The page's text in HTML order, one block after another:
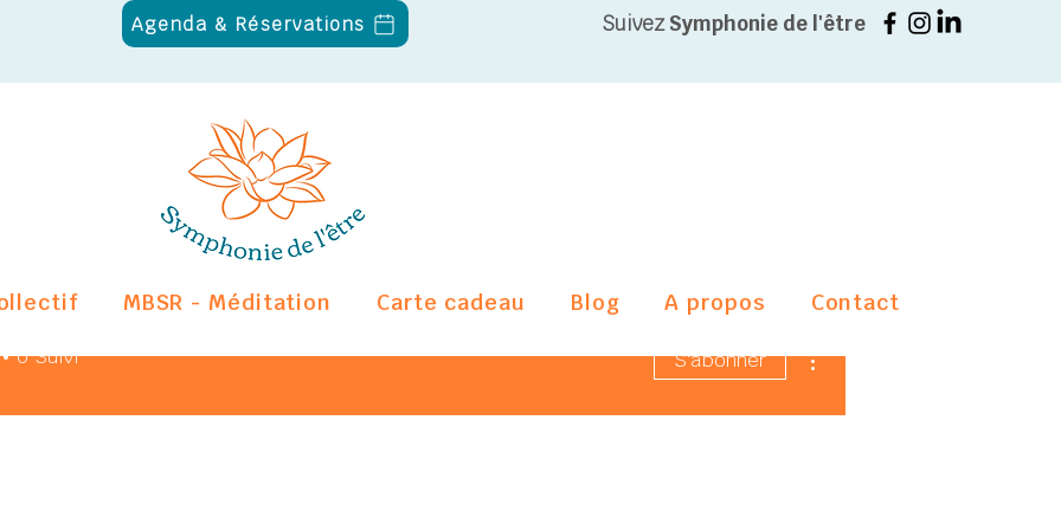
Agenda & Réservations SuivezSymphonie de l'être
MBSR - Méditation Carte cadeau Blog A propos Contact
0 Suivi S'abonner